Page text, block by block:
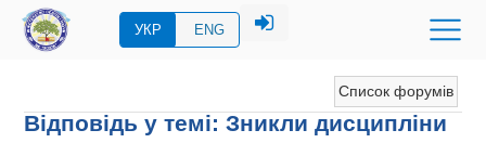
УКР ENG
Список форумів
Відповідь у темі: Зникли дисципліни